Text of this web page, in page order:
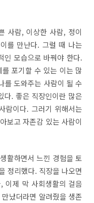
사람, 이상한 사람, 정이
를 만난다. 그럴 때 나는
인 모습으로 바꿔야 한다.
포기할 수 있는 이는 많
를 도와주는 사람이 될 수
다. 좋은 직장인이란 많은
람이다. 그러기 위해서는
보고 자존감 있는 사람이
활하면서 느낀 경험을 토
정리했다. 직장을 나오면
이제 막 사회생활의 걸음
났더라면 알려줬을 생존